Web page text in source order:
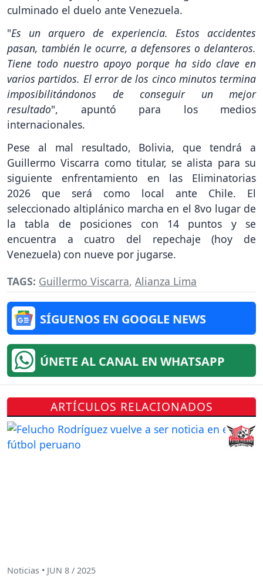
culminado el duelo ante Venezuela.
"Es un arquero de experiencia. Estos accidentes
pasan, también le ocurre, a defensores o delanteros.
Tiene todo nuestro apoyo porque ha sido clave en
varios partidos. El error de los cinco minutos termina
imposibilitándonos de conseguir un mejor
resultado", apuntó para los medios
internacionales.
Pese al mal resultado, Bolivia, que tendrá a
Guillermo Viscarra como titular, se alista para su
siguiente enfrentamiento en las Eliminatorias
2026 que será como local ante Chile. El
seleccionado altiplánico marcha en el 8vo lugar de
la tabla de posiciones con 14 puntos y se
encuentra a cuatro del repechaje (hoy de
Venezuela) con nueve por jugarse.
TAGS: Guillermo Viscarra, Alianza Lima
SÍGUENOS EN GOOGLE NEWS
ÚNETE AL CANAL EN WHATSAPP
ARTÍCULOS RELACIONADOS
Noticias • JUN 8 / 2025